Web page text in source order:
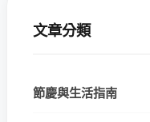
文章分類
節慶與生活指南